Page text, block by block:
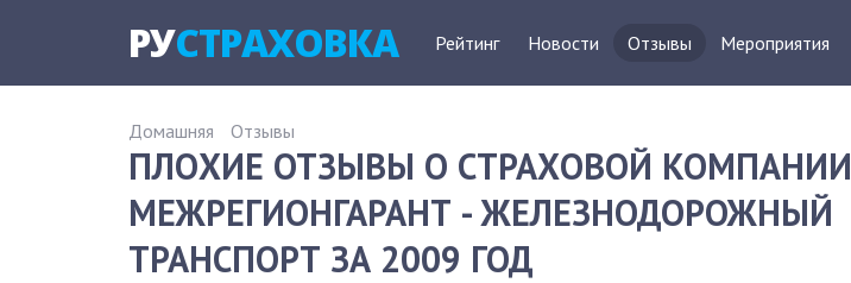
РУСТРАХОВКА Рейтинг Новости Отзывы Мероприятия
Домашняя Отзывы
ПЛОХИЕ ОТЗЫВЫ О СТРАХОВОЙ КОМПАНИИ
МЕЖРЕГИОНГАРАНТ - ЖЕЛЕЗНОДОРОЖНЫЙ
ТРАНСПОРТ ЗА 2009 ГОД